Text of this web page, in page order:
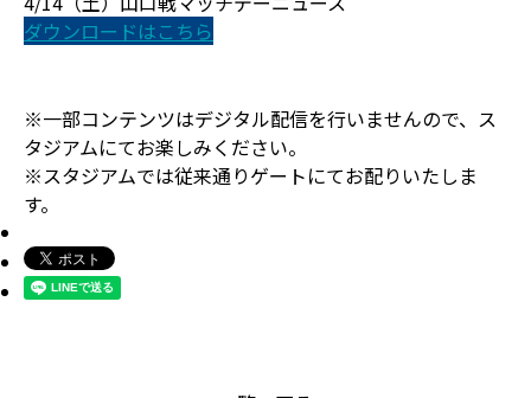
ダウンロードはこちら
※一部コンテンツはデジタル配信を行いませんので、ス
タジアムにてお楽しみください。
※スタジアムでは従来通りゲートにてお配りいたしま
す。